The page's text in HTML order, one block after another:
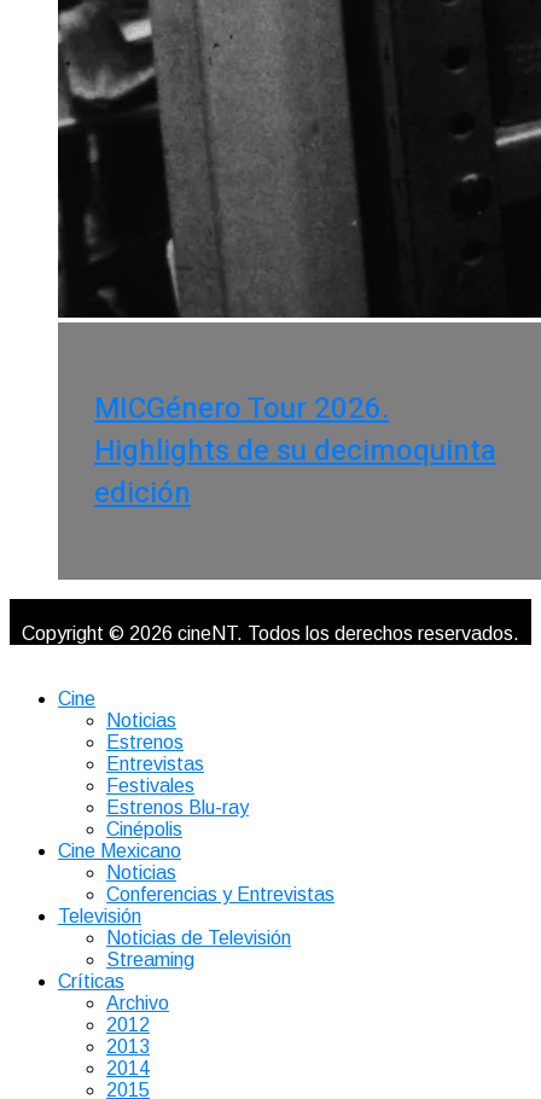
MICGénero Tour 2026.
Highlights de su decimoquinta
edición
Copyright © 2026 cineNT. Todos los derechos reservados.
Cine
Noticias
Estrenos
Entrevistas
Festivales
Estrenos Blu-ray
Cinépolis
Cine Mexicano
Noticias
Conferencias y Entrevistas
Televisión
Noticias de Televisión
Streaming
Críticas
Archivo
2012
2013
2014
2015